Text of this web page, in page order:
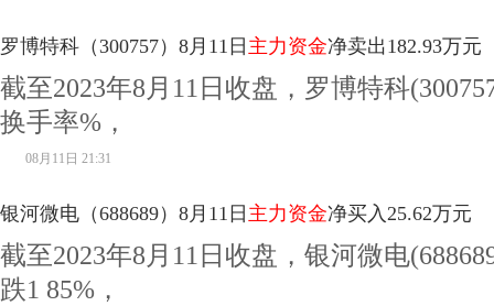
罗博特科（300757）8月11日 主力资金净卖出182.93万元
截至2023年8月11日收盘，罗博特科
换手率%，
08月11日 21:31
银河微电（688689）8月11日 主力资金净买入25.62万元
截至2023年8月11日收盘，银河微电
跌1 85%，